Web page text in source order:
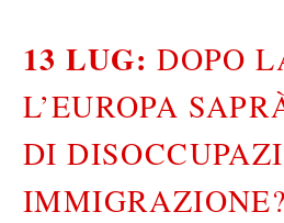
13 LUG:DOPO
L’EUROPA
DI
IMMIGRAZIONE?